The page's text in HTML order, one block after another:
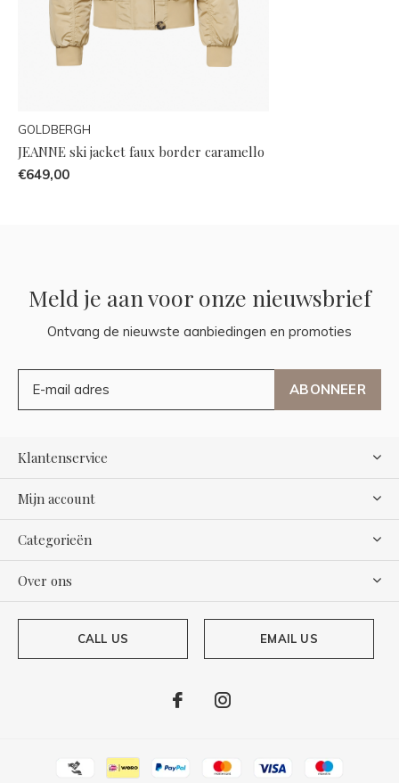
GOLDBERGH
JEANNE ski jacket faux border caramello
€649,00
Meld je aan voor onze nieuwsbrief
Ontvang de nieuwste aanbiedingen en promoties
ABONNEER
Klantenservice
Mijn account
Categorieën
Over ons
CALL US EMAIL US